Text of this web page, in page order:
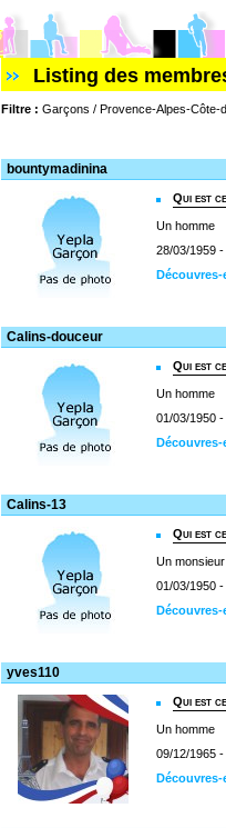
Listing des
Filtre : Garçons / Provence-Alpes-Côte-
bountymadinina
Qui est
Un homme
28/03/1959 -
Calins-douceur
Qui est
Un homme
01/03/1950 -
Calins-13
Qui est
Un monsieur
01/03/1950 -
yves110
Qui est
Un homme
09/12/1965 -
Découvres-